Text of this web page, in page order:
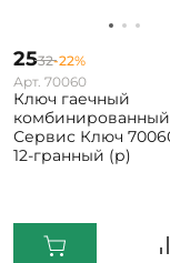
2532-22%
Арт. 70060
Ключ гаечный
комбинированный
Сервис Ключ
12-гранный (р)